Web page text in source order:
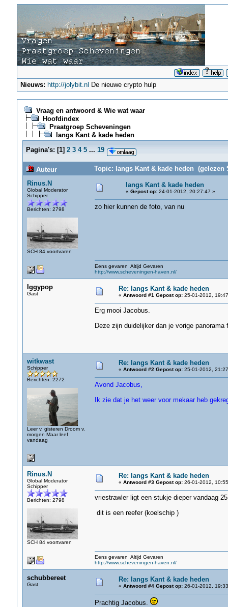
Nieuws: http://jolybit.nl De nieuwe crypto hulp
Vraag en antwoord & Wie wat waar
Hoofdindex
Praatgroep Scheveningen
langs Kant & kade heden
Pagina's: [1] 2 3 4 5 ... 19
Auteur
Topic: langs Kant & kade heden (gelezen
Rinus.N
Global Moderator
Schipper
Berichten: 2798
SCH 84 voortvaren
langs Kant & kade heden
« Gepost op:24-01-2012, 20:27:47 »
zo hier kunnen de foto, van nu
Eens gevaren Altijd Gevaren
http://www.scheveningen-haven.nl/
Iggypop
Gast
Re: langs Kant & kade heden
« Antwoord #1 Gepost op:25-01-2012,
Erg mooi Jacobus.
Deze zijn duidelijker dan je vorige
witkwast
Schipper
Berichten: 2272
Leer v. gisteren Droom v.
morgen Maar leef
vandaag
Re: langs Kant & kade heden
« Antwoord #2 Gepost op:25-01-2012,
Avond Jacobus,
Ik zie dat je het weer voor mekaar heb
Rinus.N
Global Moderator
Schipper
Berichten: 2798
SCH 84 voortvaren
Re: langs Kant & kade heden
« Antwoord #3 Gepost op:26-01-2012,
vriestrawler ligt een stukje dieper vandaag
dit is een reefer (koelschip )
Eens gevaren Altijd Gevaren
http://www.scheveningen-haven.nl/
schubbereet
Gast
Re: langs Kant & kade heden
« Antwoord #4 Gepost op:26-01-2012,
Prachtig Jacobus.